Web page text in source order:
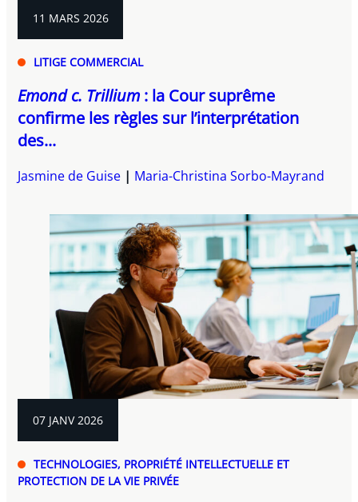
11 MARS 2026
LITIGE COMMERCIAL
Emond c. Trillium : la Cour suprême
confirme les règles sur l’interprétation
des...
Jasmine de Guise Maria-Christina Sorbo-Mayrand
07 JANV 2026
TECHNOLOGIES, PROPRIÉTÉ INTELLECTUELLE ET
PROTECTION DE LA VIE PRIVÉE